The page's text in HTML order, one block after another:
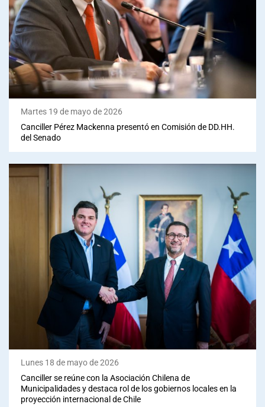
Martes 19 de mayo de 2026
Canciller Pérez Mackenna presentó en Comisión de DD.HH.
del Senado
Lunes 18 de mayo de 2026
Canciller se reúne con la Asociación Chilena de
Municipalidades y destaca rol de los gobiernos locales en la
proyección internacional de Chile